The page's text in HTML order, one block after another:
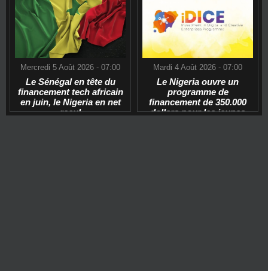
Mercredi 5 Août 2026 - 07:00
Le Sénégal en tête du
financement tech africain
en juin, le Nigeria en net
recul
Mardi 4 Août 2026 - 07:00
Le Nigeria ouvre un
programme de
financement de 350.000
dollars pour les jeunes